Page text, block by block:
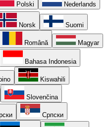
Polski Nederlands
Norsk Suomi
Română Magyar
Bahasa Indonesia
Kiswahili
Slovenčina
Српски